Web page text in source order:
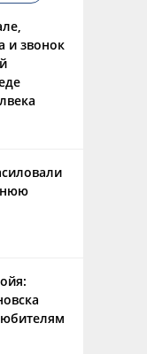
и звонок